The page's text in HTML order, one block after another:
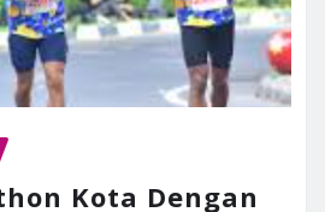
Kota Dengan